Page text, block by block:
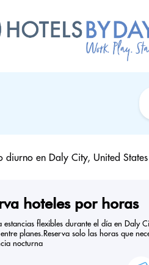
diurno en Daly City, United States
hoteles por horas
estancias flexibles durante el día en Daly
planes.Reserva solo las horas que
nocturna